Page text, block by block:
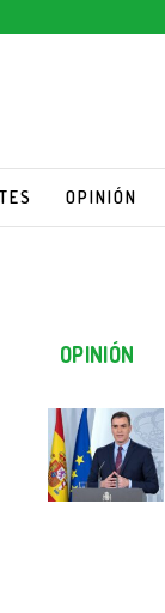
OPINIÓN
OPINIÓN